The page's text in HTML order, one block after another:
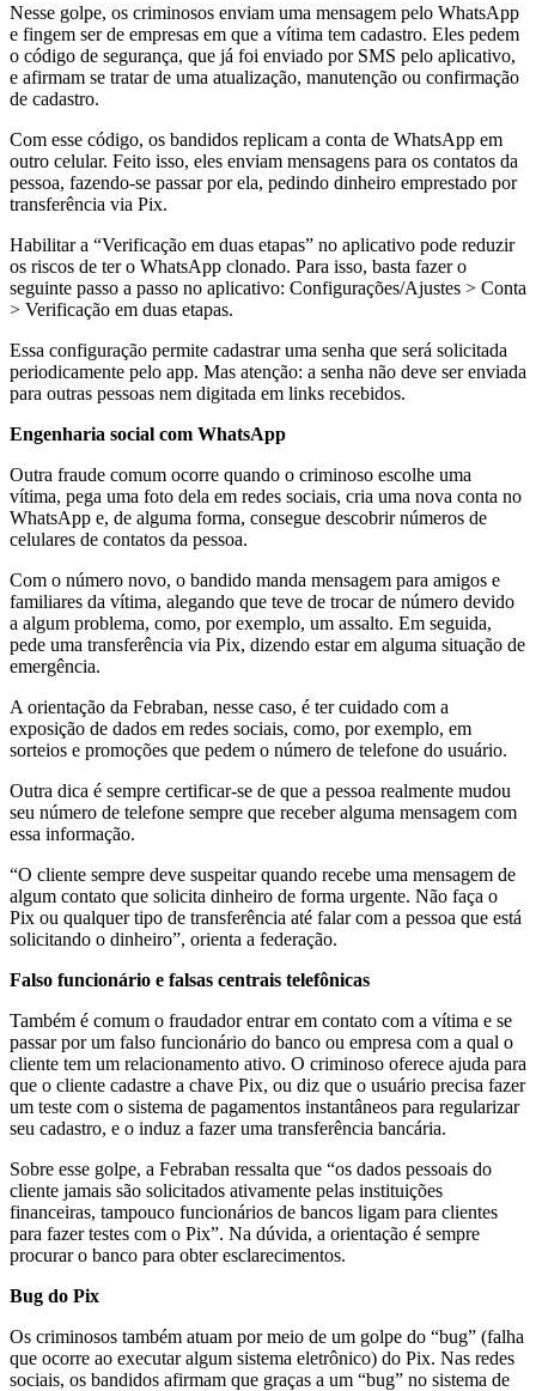
Nesse golpe, os criminosos enviam uma mensagem pelo WhatsApp
e fingem ser de empresas em que a vítima tem cadastro. Eles pedem
o código de segurança, que já foi enviado por SMS pelo aplicativo,
e afirmam se tratar de uma atualização, manutenção ou confirmação
de cadastro.
Com esse código, os bandidos replicam a conta de WhatsApp em
outro celular. Feito isso, eles enviam mensagens para os contatos da
pessoa, fazendo-se passar por ela, pedindo dinheiro emprestado por
transferência via Pix.
Habilitar a “Verificação em duas etapas” no aplicativo pode reduzir
os riscos de ter o WhatsApp clonado. Para isso, basta fazer o
seguinte passo a passo no aplicativo: Configurações/Ajustes > Conta
> Verificação em duas etapas.
Essa configuração permite cadastrar uma senha que será solicitada
periodicamente pelo app. Mas atenção: a senha não deve ser enviada
para outras pessoas nem digitada em links recebidos.
Engenharia social com WhatsApp
Outra fraude comum ocorre quando o criminoso escolhe uma
vítima, pega uma foto dela em redes sociais, cria uma nova conta no
WhatsApp e, de alguma forma, consegue descobrir números de
celulares de contatos da pessoa.
Com o número novo, o bandido manda mensagem para amigos e
familiares da vítima, alegando que teve de trocar de número devido
a algum problema, como, por exemplo, um assalto. Em seguida,
pede uma transferência via Pix, dizendo estar em alguma situação de
emergência.
A orientação da Febraban, nesse caso, é ter cuidado com a
exposição de dados em redes sociais, como, por exemplo, em
sorteios e promoções que pedem o número de telefone do usuário.
Outra dica é sempre certificar-se de que a pessoa realmente mudou
seu número de telefone sempre que receber alguma mensagem com
essa informação.
“O cliente sempre deve suspeitar quando recebe uma mensagem de
algum contato que solicita dinheiro de forma urgente. Não faça o
Pix ou qualquer tipo de transferência até falar com a pessoa que está
solicitando o dinheiro”, orienta a federação.
Falso funcionário e falsas centrais telefônicas
Também é comum o fraudador entrar em contato com a vítima e se
passar por um falso funcionário do banco ou empresa com a qual o
cliente tem um relacionamento ativo. O criminoso oferece ajuda para
que o cliente cadastre a chave Pix, ou diz que o usuário precisa fazer
um teste com o sistema de pagamentos instantâneos para regularizar
seu cadastro, e o induz a fazer uma transferência bancária.
Sobre esse golpe, a Febraban ressalta que “os dados pessoais do
cliente jamais são solicitados ativamente pelas instituições
financeiras, tampouco funcionários de bancos ligam para clientes
para fazer testes com o Pix”. Na dúvida, a orientação é sempre
procurar o banco para obter esclarecimentos.
Bug do Pix
Os criminosos também atuam por meio de um golpe do “bug” (falha
que ocorre ao executar algum sistema eletrônico) do Pix. Nas redes
sociais, os bandidos afirmam que graças a um “bug” no sistema de